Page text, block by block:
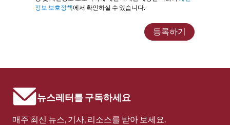
정보 보호정책에서 확인하실 수 있습니다.
등록하기
뉴스레터를 구독하세요
매주 최신 뉴스, 기사, 리소스를 받아 보세요.